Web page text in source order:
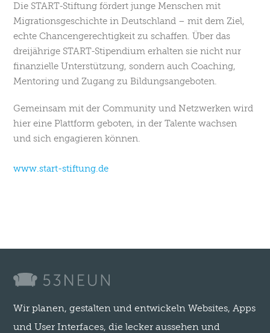
Die START-Stiftung fördert junge Menschen mit
Migrationsgeschichte in Deutschland – mit dem Ziel,
echte Chancengerechtigkeit zu schaffen. Über das
dreijährige START-Stipendium erhalten sie nicht nur
finanzielle Unterstützung, sondern auch Coaching,
Mentoring und Zugang zu Bildungsangeboten.
Gemeinsam mit der Community und Netzwerken wird
hier eine Plattform geboten, in der Talente wachsen
und sich engagieren können.
www.start-stiftung.de
Wir planen, gestalten und entwickeln Websites, Apps
und User Interfaces, die lecker aussehen und